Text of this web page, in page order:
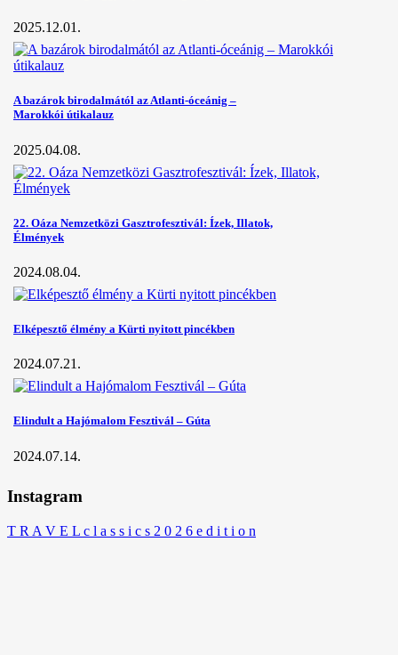
2025.12.01.
A bazárok birodalmától az Atlanti-óceánig –
Marokkói útikalauz
2025.04.08.
22. Oáza Nemzetközi Gasztrofesztivál: Ízek, Illatok,
Élmények
2024.08.04.
Elképesztő élmény a Kürti nyitott pincékben
2024.07.21.
Elindult a Hajómalom Fesztivál – Gúta
2024.07.14.
Instagram
T R A V E L c l a s s i c s 2 0 2 6 e d i t i o n